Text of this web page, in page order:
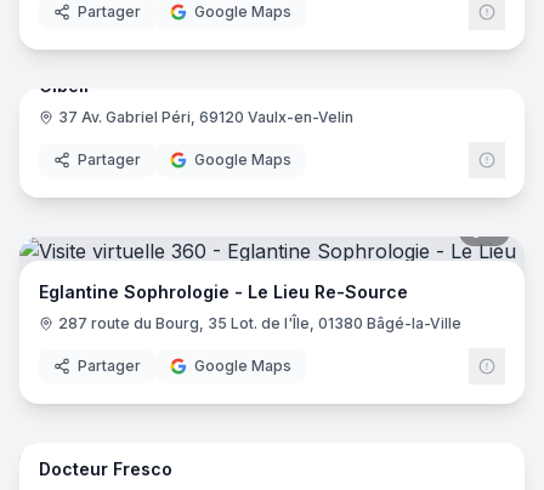
Partager Google Maps
20
Cibell
37 Av. Gabriel Péri, 69120 Vaulx-en-Velin
Partager Google Maps
Eglantine Sophrologie - Le Lieu Re-Source
287 route du Bourg, 35 Lot. de l'Île, 01380 Bâgé-la-Ville
Partager Google Maps
8
Docteur Fresco